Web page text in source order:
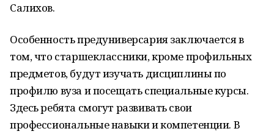
Салихов.
Особенность предуниверсария заключается в
том, что старшеклассники, кроме профильных
предметов, будут изучать дисциплины по
профилю вуза и посещать специальные курсы.
Здесь ребята смогут развивать свои
профессиональные навыки и компетенции. В